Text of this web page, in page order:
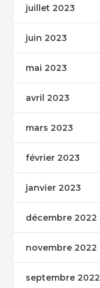
juillet 2023
juin 2023
mai 2023
avril 2023
mars 2023
février 2023
janvier 2023
décembre 2022
novembre 2022
septembre 2022